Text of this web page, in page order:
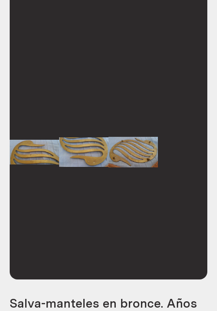
Salva-manteles en bronce. Años